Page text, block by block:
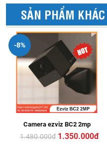
SẢN PHẨM KHÁC
-8%
Camera ezviz BC2 2mp
1.480.000đ 1.350.000đ